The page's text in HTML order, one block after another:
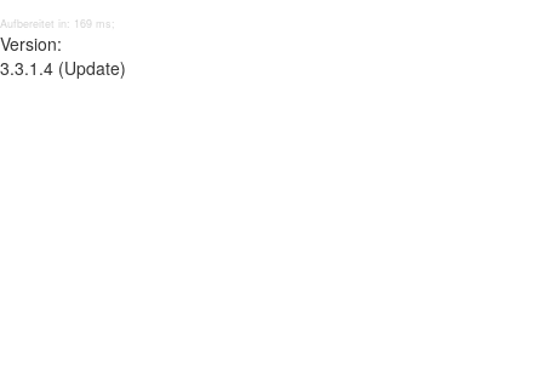
Aufbereitet in: 169 ms;
Version:
3.3.1.4 (Update)